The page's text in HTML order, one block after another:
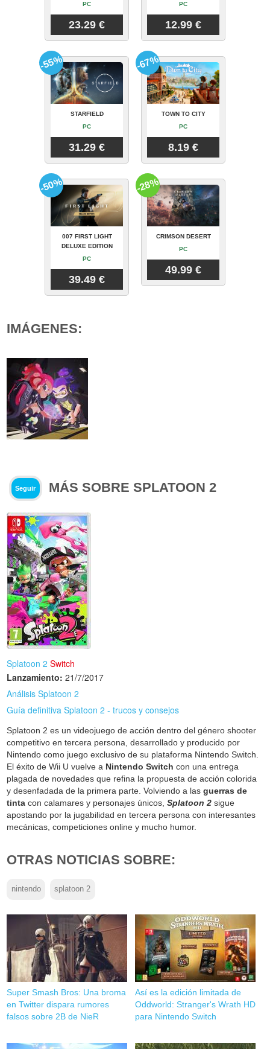
PC
23.29 €
PC
12.99 €
STARFIELD
PC
31.29 €
-55%
TOWN TO CITY
PC
8.19 €
-67%
007 FIRST LIGHT
DELUXE EDITION
PC
39.49 €
-50%
CRIMSON DESERT
PC
49.99 €
-28%
IMÁGENES:
Seguir MÁS SOBRE SPLATOON 2
Splatoon 2 Switch
Lanzamiento: 21/7/2017
Análisis Splatoon 2
Guía definitiva Splatoon 2 - trucos y consejos
Splatoon 2 es un videojuego de acción dentro del género shooter
competitivo en tercera persona, desarrollado y producido por
Nintendo como juego exclusivo de su plataforma Nintendo Switch.
El éxito de Wii U vuelve a Nintendo Switch con una entrega
plagada de novedades que refina la propuesta de acción colorida
y desenfadada de la primera parte. Volviendo a lasguerras de
tinta con calamares y personajes únicos,Splatoon 2 sigue
apostando por la jugabilidad en tercera persona con interesantes
mecánicas, competiciones online y mucho humor.
OTRAS NOTICIAS SOBRE:
nintendo splatoon 2
Super Smash Bros: Una broma
en Twitter dispara rumores
falsos sobre 2B de NieR
Así es la edición limitada de
Oddworld: Stranger's Wrath HD
para Nintendo Switch